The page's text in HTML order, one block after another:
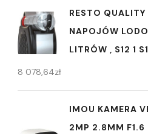
RESTO QUALITY
NAPOJÓW
LITRÓW , S12 1
8 078,64zł
IMOU KAMERA
2MP 2.8MM F1.6